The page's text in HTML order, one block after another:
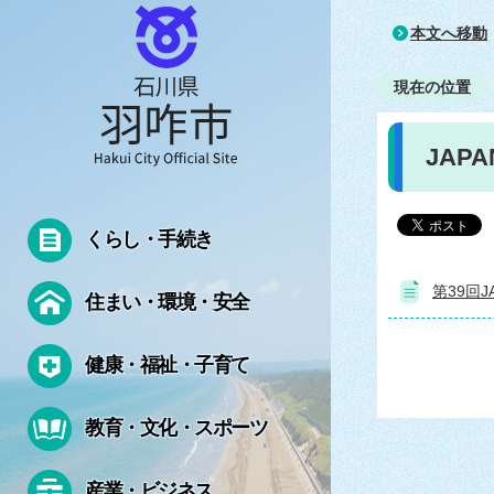
本文へ移動
くらし・手続き
住まい・環境・安全
健康・福祉・子育て
教育・文化・スポーツ
現在の位置
第39回